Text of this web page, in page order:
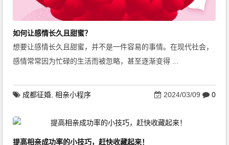
如何让感情长久且甜蜜？
想要让感情长久且甜蜜，并不是一件容易的事情。在现代社会，
感情常常因为忙碌的生活而被忽略，甚至逐渐变得 ...
成都征婚 ,相亲小程序 2024/03/09 0
提高相亲成功率的小技巧，赶快收藏起来！